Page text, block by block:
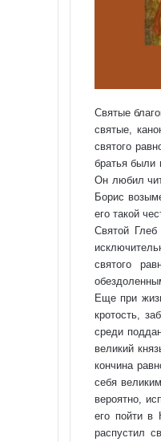
Святые
святые,
святого
братья были
Он любил
Борис
его такой
Святой
святого
Еще при
кротость,
среди
великий
кончина
себя
вероятно,
его пойти в
распустил